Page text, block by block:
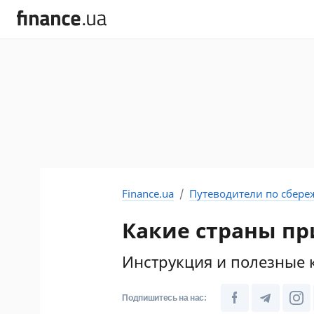
Finance.ua Путеводители по
Какие страны
Инструкция и полезные
Подпишитесь на нас: